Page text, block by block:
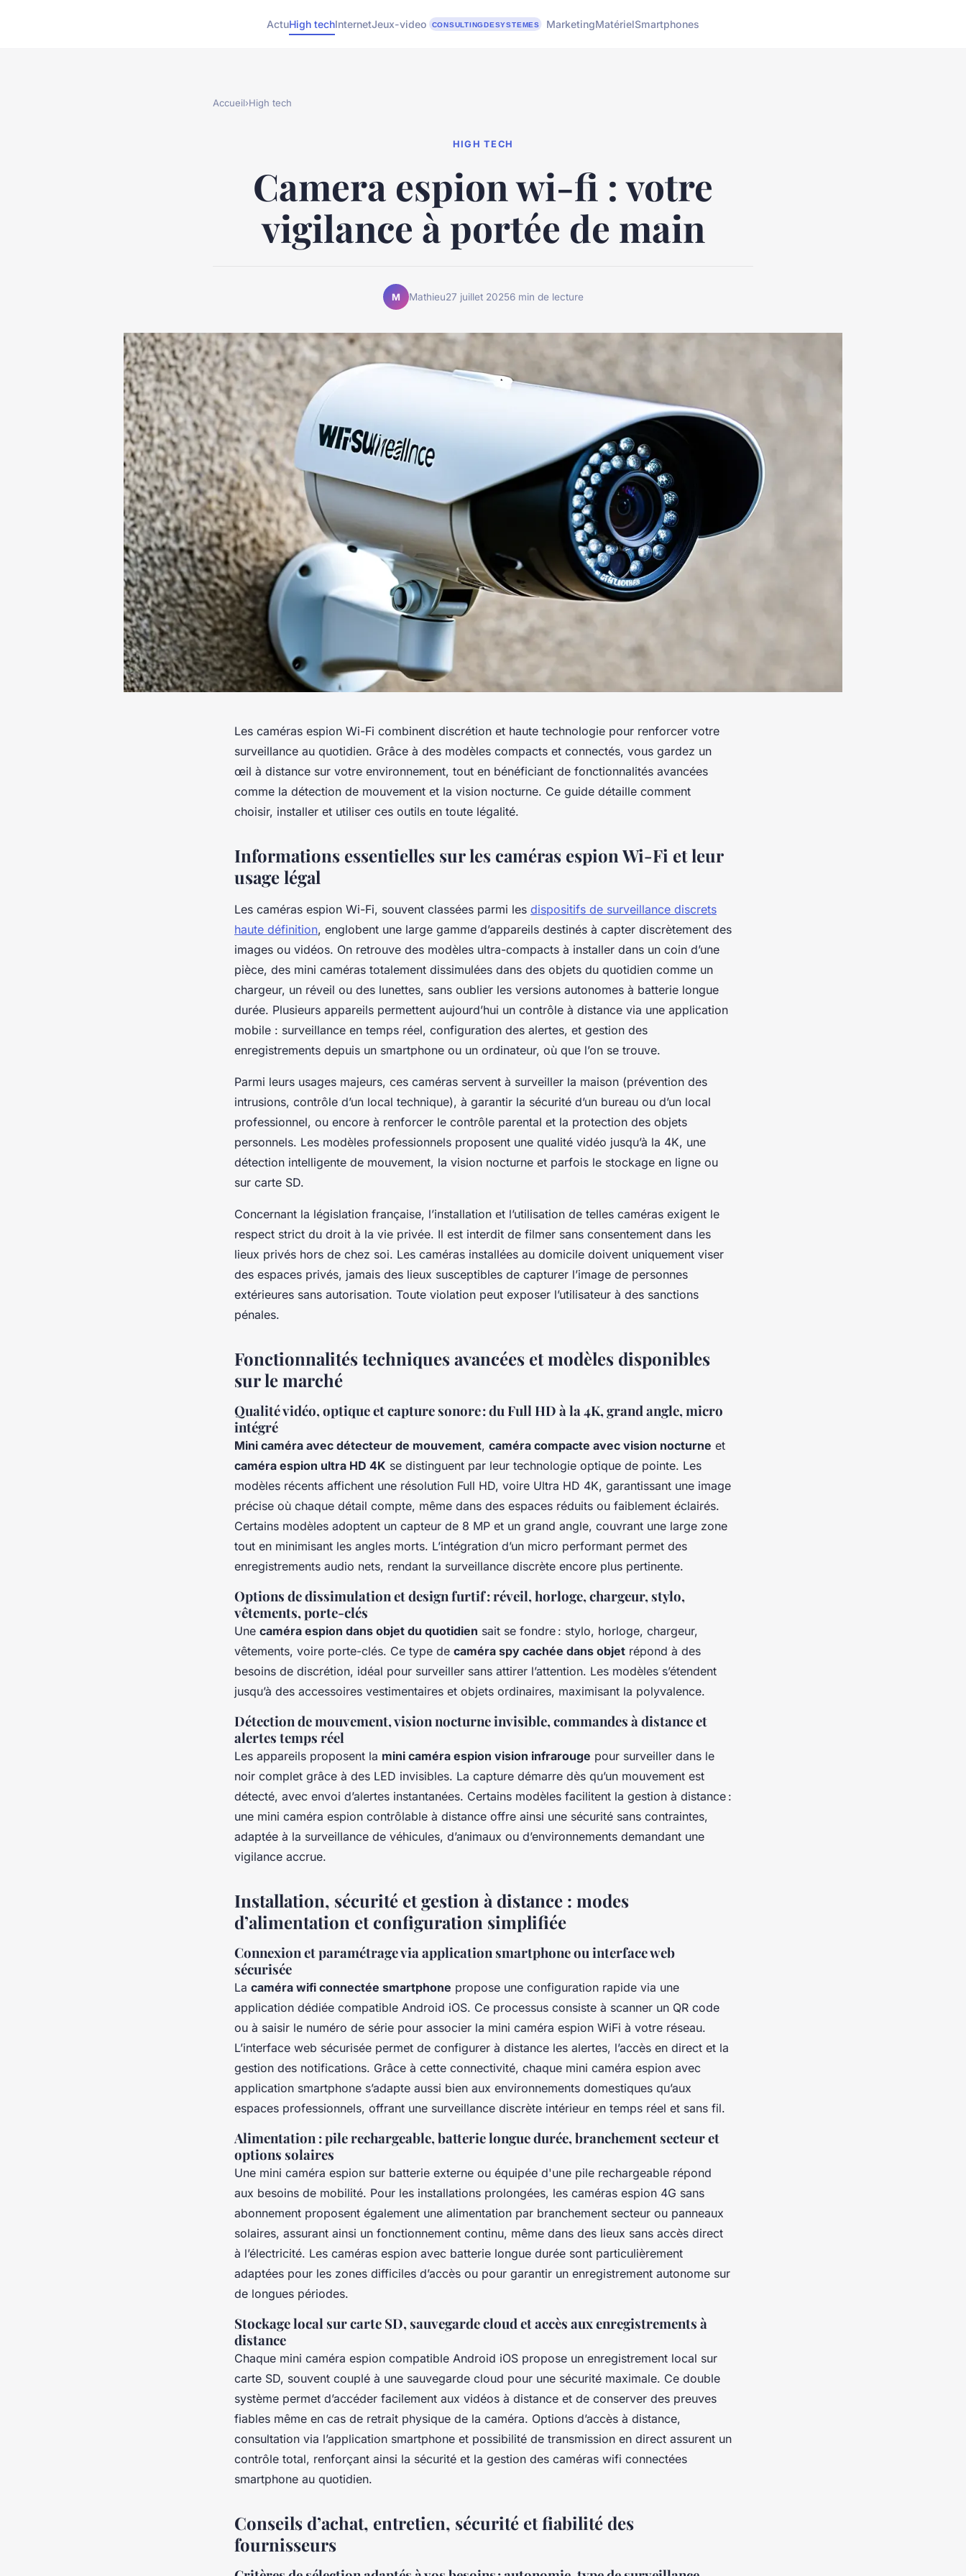
ActuHigh techInternetJeux-video MarketingMatérielSmartphones
Accueil›High tech
HIGH TECH
Camera espion wi-fi : votre
vigilance à portée de main
M Mathieu27 juillet 20256 min de lecture
Les caméras espion Wi-Fi combinent discrétion et haute technologie pour renforcer votre
surveillance au quotidien. Grâce à des modèles compacts et connectés, vous gardez un
œil à distance sur votre environnement, tout en bénéficiant de fonctionnalités avancées
comme la détection de mouvement et la vision nocturne. Ce guide détaille comment
choisir, installer et utiliser ces outils en toute légalité.
Informations essentielles sur les caméras espion Wi-Fi et leur
usage légal
Les caméras espion Wi-Fi, souvent classées parmi les dispositifs de surveillance discrets
haute définition, englobent une large gamme d’appareils destinés à capter discrètement des
images ou vidéos. On retrouve des modèles ultra-compacts à installer dans un coin d’une
pièce, des mini caméras totalement dissimulées dans des objets du quotidien comme un
chargeur, un réveil ou des lunettes, sans oublier les versions autonomes à batterie longue
durée. Plusieurs appareils permettent aujourd’hui un contrôle à distance via une application
mobile : surveillance en temps réel, configuration des alertes, et gestion des
enregistrements depuis un smartphone ou un ordinateur, où que l’on se trouve.
Parmi leurs usages majeurs, ces caméras servent à surveiller la maison (prévention des
intrusions, contrôle d’un local technique), à garantir la sécurité d’un bureau ou d’un local
professionnel, ou encore à renforcer le contrôle parental et la protection des objets
personnels. Les modèles professionnels proposent une qualité vidéo jusqu’à la 4K, une
détection intelligente de mouvement, la vision nocturne et parfois le stockage en ligne ou
sur carte SD.
Concernant la législation française, l’installation et l’utilisation de telles caméras exigent le
respect strict du droit à la vie privée. Il est interdit de filmer sans consentement dans les
lieux privés hors de chez soi. Les caméras installées au domicile doivent uniquement viser
des espaces privés, jamais des lieux susceptibles de capturer l’image de personnes
extérieures sans autorisation. Toute violation peut exposer l’utilisateur à des sanctions
pénales.
Fonctionnalités techniques avancées et modèles disponibles
sur le marché
Qualité vidéo, optique et capture sonore : du Full HD à la 4K, grand angle, micro
intégré
Mini caméra avec détecteur de mouvement, caméra compacte avec vision nocturne et
caméra espion ultra HD 4K se distinguent par leur technologie optique de pointe. Les
modèles récents affichent une résolution Full HD, voire Ultra HD 4K, garantissant une image
précise où chaque détail compte, même dans des espaces réduits ou faiblement éclairés.
Certains modèles adoptent un capteur de 8 MP et un grand angle, couvrant une large zone
tout en minimisant les angles morts. L’intégration d’un micro performant permet des
enregistrements audio nets, rendant la surveillance discrète encore plus pertinente.
Options de dissimulation et design furtif : réveil, horloge, chargeur, stylo,
vêtements, porte-clés
Une caméra espion dans objet du quotidien sait se fondre : stylo, horloge, chargeur,
vêtements, voire porte-clés. Ce type de caméra spy cachée dans objet répond à des
besoins de discrétion, idéal pour surveiller sans attirer l’attention. Les modèles s’étendent
jusqu’à des accessoires vestimentaires et objets ordinaires, maximisant la polyvalence.
Détection de mouvement, vision nocturne invisible, commandes à distance et
alertes temps réel
Les appareils proposent la mini caméra espion vision infrarouge pour surveiller dans le
noir complet grâce à des LED invisibles. La capture démarre dès qu’un mouvement est
détecté, avec envoi d’alertes instantanées. Certains modèles facilitent la gestion à distance :
une mini caméra espion contrôlable à distance offre ainsi une sécurité sans contraintes,
adaptée à la surveillance de véhicules, d’animaux ou d’environnements demandant une
vigilance accrue.
Installation, sécurité et gestion à distance : modes
d’alimentation et configuration simplifiée
Connexion et paramétrage via application smartphone ou interface web
sécurisée
La caméra wifi connectée smartphone propose une configuration rapide via une
application dédiée compatible Android iOS. Ce processus consiste à scanner un QR code
ou à saisir le numéro de série pour associer la mini caméra espion WiFi à votre réseau.
L’interface web sécurisée permet de configurer à distance les alertes, l’accès en direct et la
gestion des notifications. Grâce à cette connectivité, chaque mini caméra espion avec
application smartphone s’adapte aussi bien aux environnements domestiques qu’aux
espaces professionnels, offrant une surveillance discrète intérieur en temps réel et sans fil.
Alimentation : pile rechargeable, batterie longue durée, branchement secteur et
options solaires
Une mini caméra espion sur batterie externe ou équipée d'une pile rechargeable répond
aux besoins de mobilité. Pour les installations prolongées, les caméras espion 4G sans
abonnement proposent également une alimentation par branchement secteur ou panneaux
solaires, assurant ainsi un fonctionnement continu, même dans des lieux sans accès direct
à l’électricité. Les caméras espion avec batterie longue durée sont particulièrement
adaptées pour les zones difficiles d’accès ou pour garantir un enregistrement autonome sur
de longues périodes.
Stockage local sur carte SD, sauvegarde cloud et accès aux enregistrements à
distance
Chaque mini caméra espion compatible Android iOS propose un enregistrement local sur
carte SD, souvent couplé à une sauvegarde cloud pour une sécurité maximale. Ce double
système permet d’accéder facilement aux vidéos à distance et de conserver des preuves
fiables même en cas de retrait physique de la caméra. Options d’accès à distance,
consultation via l’application smartphone et possibilité de transmission en direct assurent un
contrôle total, renforçant ainsi la sécurité et la gestion des caméras wifi connectées
smartphone au quotidien.
Conseils d’achat, entretien, sécurité et fiabilité des
fournisseurs